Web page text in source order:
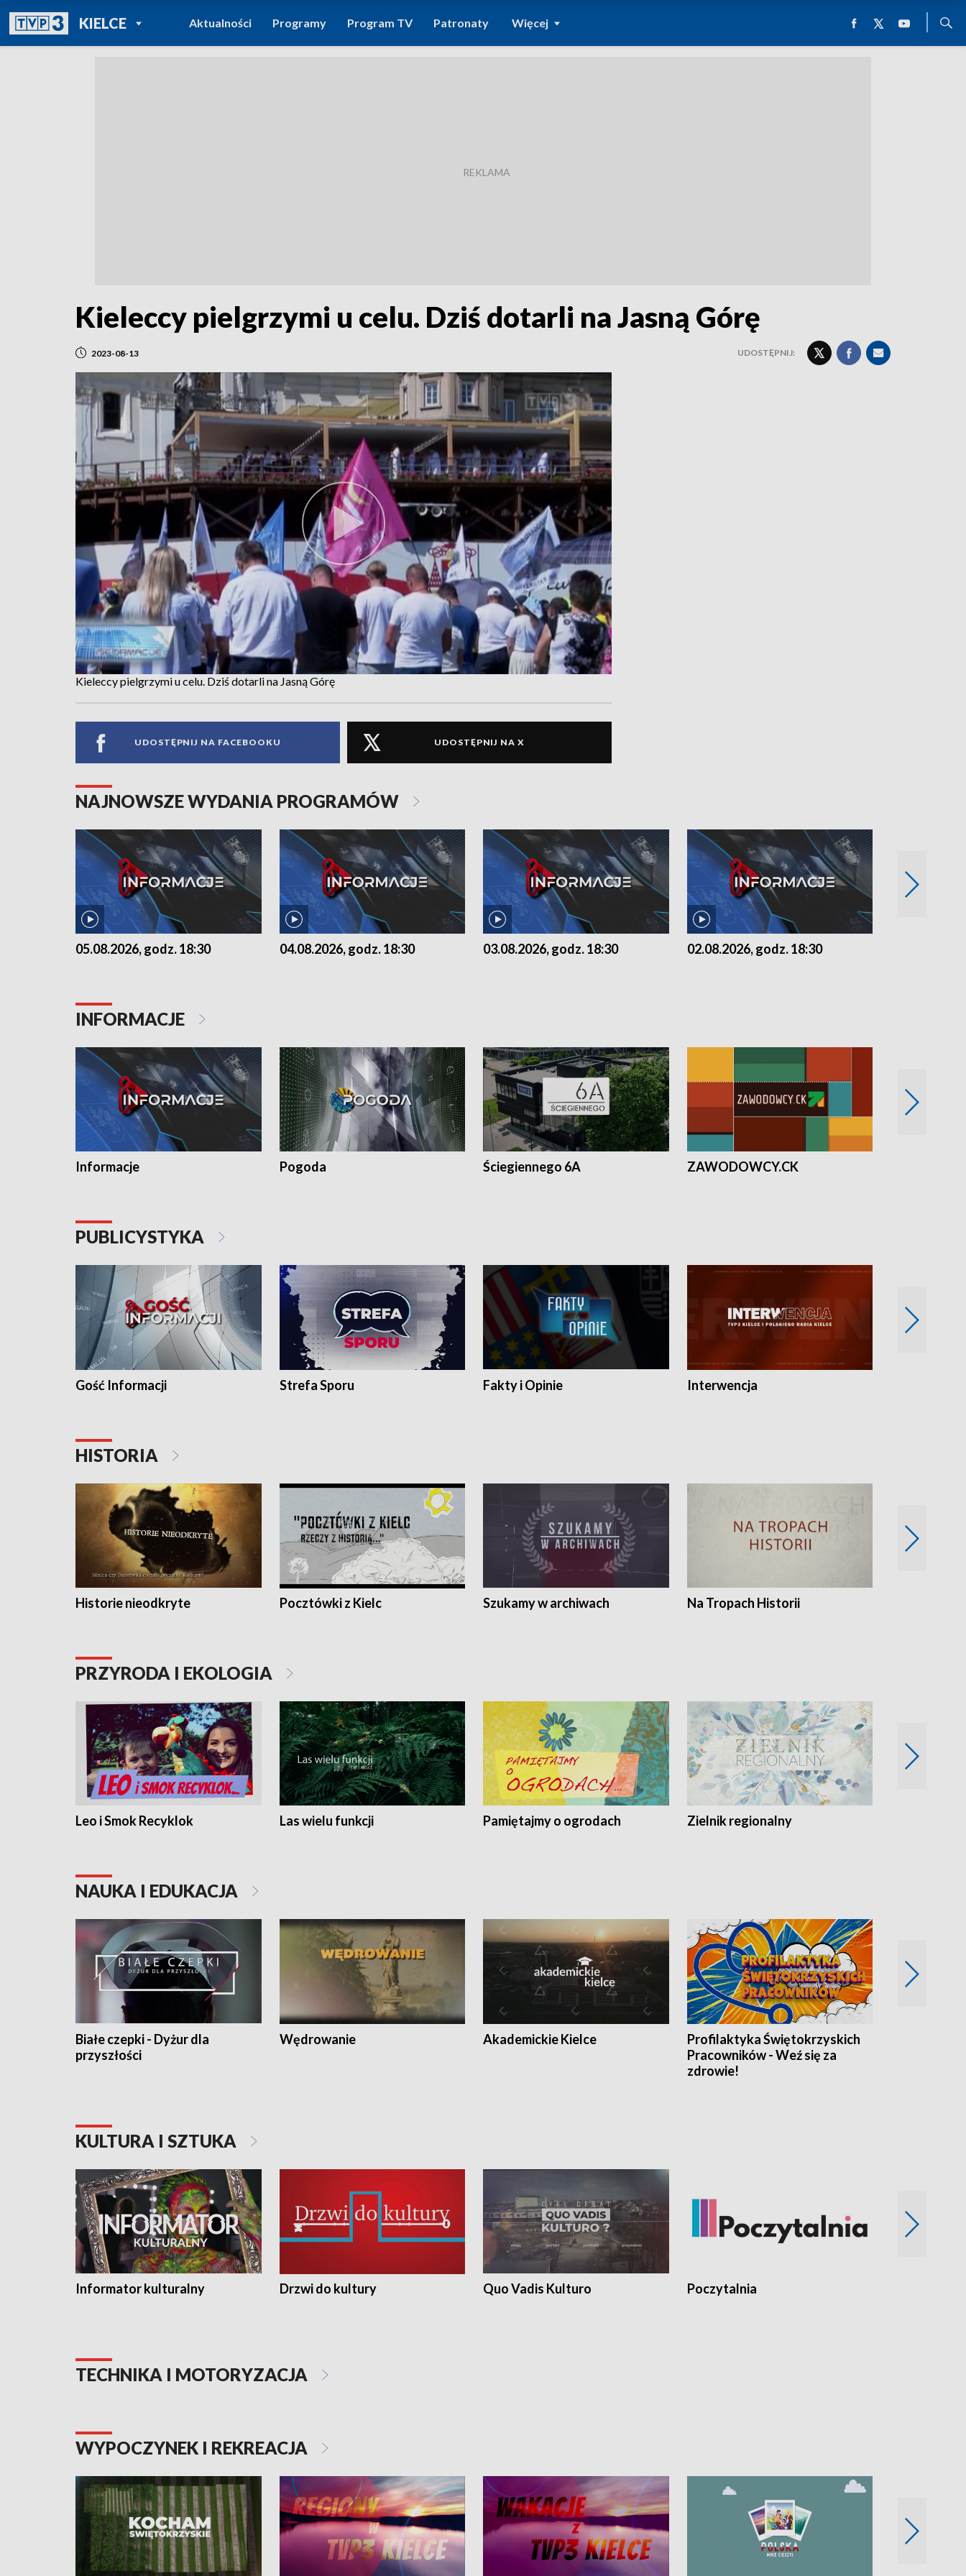
KIELCEPOWRÓT DO
TVP REGIONY
Aktualności Programy Program TV Patronaty Więcej
Kieleccy pielgrzymi u celu. Dziś dotarli na Jasną Górę
2023-08-13 UDOSTĘPNIJ:
Kieleccy pielgrzymi u celu. Dziś dotarli na Jasną Górę
UDOSTĘPNIJ NA FACEBOOKU UDOSTĘPNIJ NA X
NAJNOWSZE WYDANIA PROGRAMÓW
05.08.2026, godz. 18:30 04.08.2026, godz. 18:30 03.08.2026, godz. 18:30 02.08.2026, godz. 18:30
INFORMACJE
Informacje Pogoda Ściegiennego 6A ZAWODOWCY.CK
PUBLICYSTYKA
Gość Informacji Strefa Sporu Fakty i Opinie Interwencja
HISTORIA
Historie nieodkryte Pocztówki z Kielc Szukamy w archiwach Na Tropach Historii
PRZYRODA I EKOLOGIA
Leo i Smok Recyklok Las wielu funkcji Pamiętajmy o ogrodach Zielnik regionalny
NAUKA I EDUKACJA
Białe czepki - Dyżur dla
przyszłości
Wędrowanie Akademickie Kielce
Profilaktyka Świętokrzyskich
Pracowników - Weź się za
zdrowie!
KULTURA I SZTUKA
Informator kulturalny Drzwi do kultury Quo Vadis Kulturo Poczytalnia
TECHNIKA I MOTORYZACJA
WYPOCZYNEK I REKREACJA